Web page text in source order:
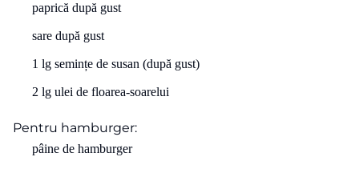
paprică după gust
sare după gust
1 lg semințe de susan (după gust)
2 lg ulei de floarea-soarelui
Pentru hamburger:
pâine de hamburger